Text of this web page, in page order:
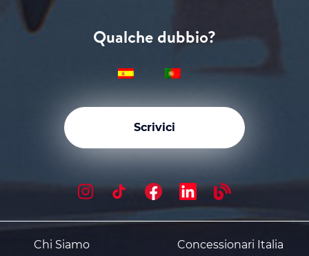
Qualche dubbio?
Scrivici
Chi Siamo
Concessionari Italia